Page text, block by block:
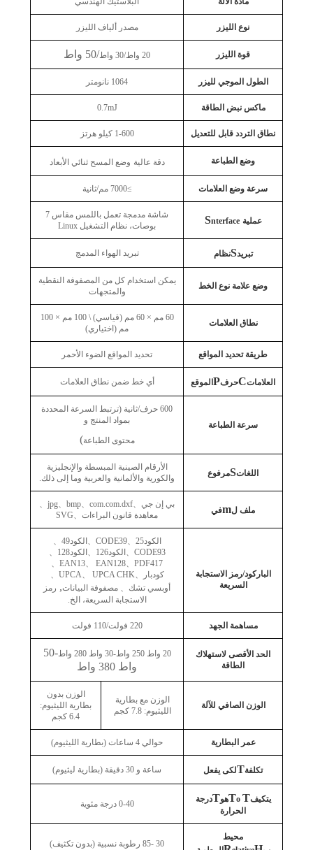
نوع الليزر مصدر ألياف الليزر
قوة الليزر 20 واط/30 واط /50 واط
الطول الموجي لليزر 1064 نانومتر
ماكس نبض الطاقة 0.7mJ
نطاق التردد قابل للتعديل 1-600 كيلو هرتز
وضع الطباعة دقة عالية وضع المسح ثنائي الأبعاد
سرعة وضع العلامات ≥7000 مم/ثانية
عملية Snterface
شاشة مدمجة تعمل باللمس مقاس 7
بوصات، نظام التشغيل Linux
تبريدSنظام تبريد الهواء المدمج
وضع علامة نوع الخط
يمكن استخدام كل من المصفوفة النقطية
والمتجهات
نطاق العلامات
60 مم × 60 مم (قياسي) \ 100 مم × 100
مم (اختياري)
طريقة تحديد المواقع تحديد المواقع الضوء الأحمر
العلاماتCحرفPالموقع أي خط ضمن نطاق العلامات
سرعة الطباعة
600 حرف/ثانية (ترتبط السرعة المحددة
بمواد المنتج و
محتوى الطباعة)
اللغاتSمرفوع
الأرقام الصينية المبسطة والإنجليزية
والكورية والألمانية والعربية وما إلى ذلك.
ملف لmفي
بي إن جي jpg bmp com.com.dxf
معاهدة قانون البراءات
SVG
الباركود/رمز الاستجابة
السريعة
الكود25 、
CODE39
、الكود49
CODE93
、الكود126 、الكود128
EAN13
EAN128 PDF417
كودبار
UPCA UPCA CHK
أوبسي تشك
مصفوفة البيانات, رمز
الاستجابة السريعة، الخ.
مساهمة الجهد 220 فولت/110 فولت
الحد الأقصى لاستهلاك
الطاقة
20 واط 250 واط-30 واط 280 واط
-50
واط 380 واط
الوزن الصافي للآلة
الوزن مع بطارية
الليثيوم: 7.8 كجم
الوزن بدون
بطارية الليثيوم:
6.4 كجم
عمر البطارية حوالي 4 ساعات (بطارية الليثيوم)
تكلفةTلكى يفعل ساعة و 30 دقيقة (بطارية ليثيوم)
يتكيف To T هوTدرجة
الحرارة
0-40 درجة مئوية
محيط
30 -85 رطوبة نسبية (بدون تكثيف)